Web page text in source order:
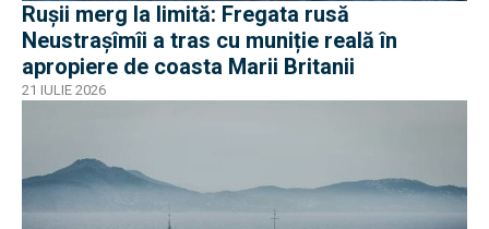
Rușii merg la limită: Fregata rusă
Neustrașîmîi a tras cu muniție reală în
apropiere de coasta Marii Britanii
21 IULIE 2026